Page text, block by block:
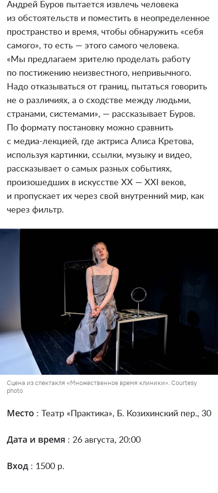
Андрей Буров пытается извлечь человека
из обстоятельств и поместить в неопределенное
пространство и время, чтобы обнаружить «себя
самого», то есть — этого самого человека.
«Мы предлагаем зрителю проделать работу
по постижению неизвестного, непривычного.
Надо отказываться от границ, пытаться говорить
не о различиях, а о сходстве между людьми,
странами, системами», — рассказывает Буров.
По формату постановку можно сравнить
с медиа-лекцией, где актриса Алиса Кретова,
используя картинки, ссылки, музыку и видео,
рассказывает о самых разных событиях,
произошедших в искусстве ХХ — ХХI веков,
и пропускает их через свой внутренний мир, как
через фильтр.
Сцена из спектакля «Множественное время клиники». Courtesy
photo
Место : Театр «Практика», Б. Козихинский пер., 30
Дата и время : 26 августа, 20:00
Вход : 1500 р.